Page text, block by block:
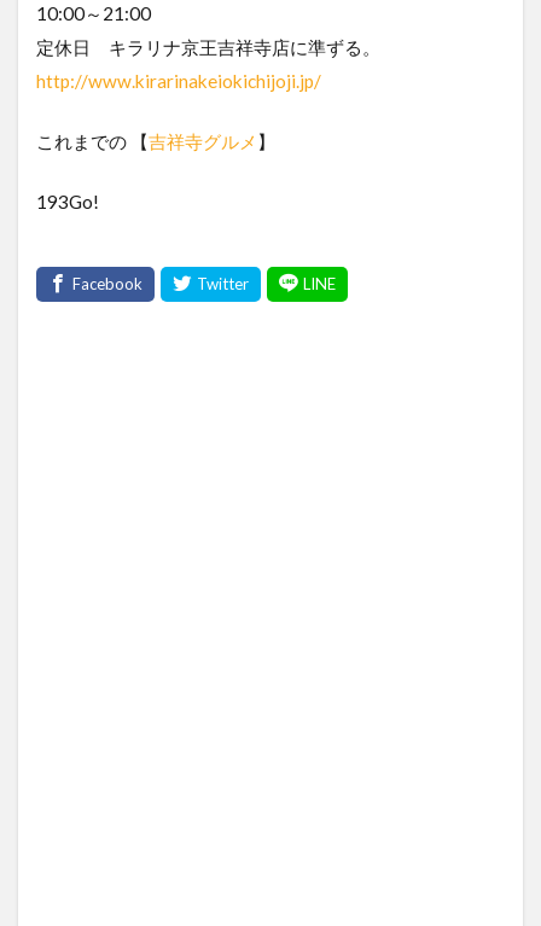
10:00～21:00
定休日 キラリナ京王吉祥寺店に準ずる。
http://www.kirarinakeiokichijoji.jp/
これまでの 【吉祥寺グルメ 】
193Go!